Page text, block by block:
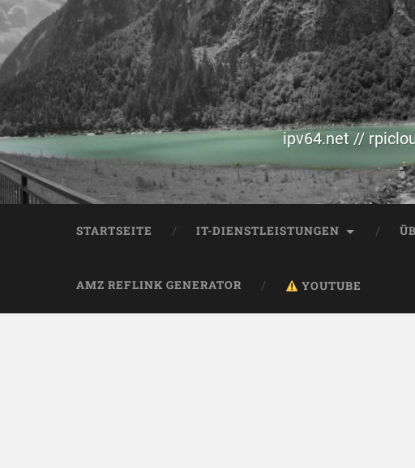
ipv64.net //
STARTSEITE IT-DIENSTLEISTUNGEN
AMZ REFLINK GENERATOR YOUTUBE